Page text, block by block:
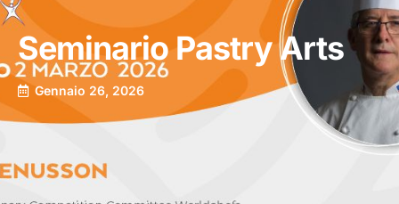
Seminario Pastry Arts
Gennaio 26, 2026